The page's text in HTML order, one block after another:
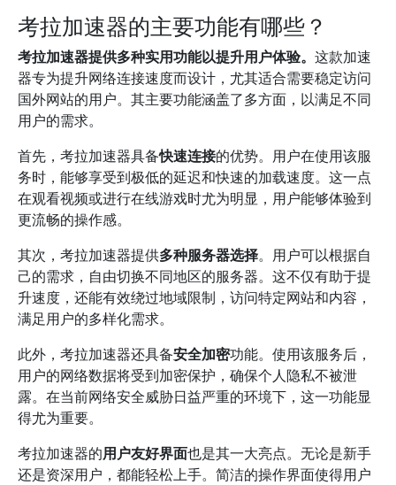
考拉加速器的主要功能有哪些？
考拉加速器提供多种实用功能以提升用户体验。 这款加速
器专为提升网络连接速度而设计，尤其适合需要稳定访问
国外网站的用户。其主要功能涵盖了多方面，以满足不同
用户的需求。
首先，考拉加速器具备快速连接的优势。用户在使用该服
务时，能够享受到极低的延迟和快速的加载速度。这一点
在观看视频或进行在线游戏时尤为明显，用户能够体验到
更流畅的操作感。
其次，考拉加速器提供多种服务器选择。用户可以根据自
己的需求，自由切换不同地区的服务器。这不仅有助于提
升速度，还能有效绕过地域限制，访问特定网站和内容，
满足用户的多样化需求。
此外，考拉加速器还具备安全加密功能。使用该服务后，
用户的网络数据将受到加密保护，确保个人隐私不被泄
露。在当前网络安全威胁日益严重的环境下，这一功能显
得尤为重要。
考拉加速器的用户友好界面也是其一大亮点。无论是新手
还是资深用户，都能轻松上手。简洁的操作界面使得用户